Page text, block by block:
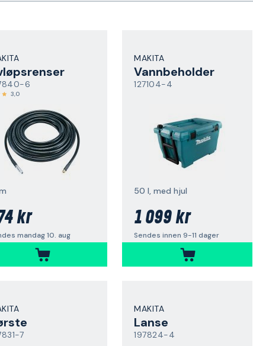
6
3,0
kr
mandag 10. aug
MAKITA
Vannbeholder
127104-4
50 l, med hjul
1 099 kr
Sendes innen 9-11 dager
7
MAKITA
Lanse
197824-4